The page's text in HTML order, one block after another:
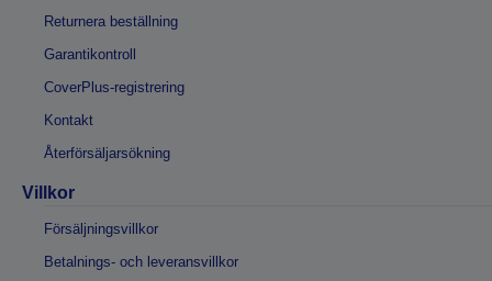
Returnera beställning
Garantikontroll
CoverPlus-registrering
Kontakt
Återförsäljarsökning
Villkor
Försäljningsvillkor
Betalnings- och leveransvillkor